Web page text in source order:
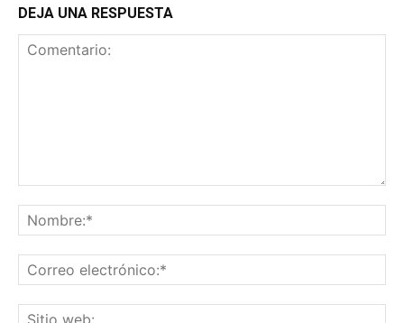
DEJA UNA RESPUESTA